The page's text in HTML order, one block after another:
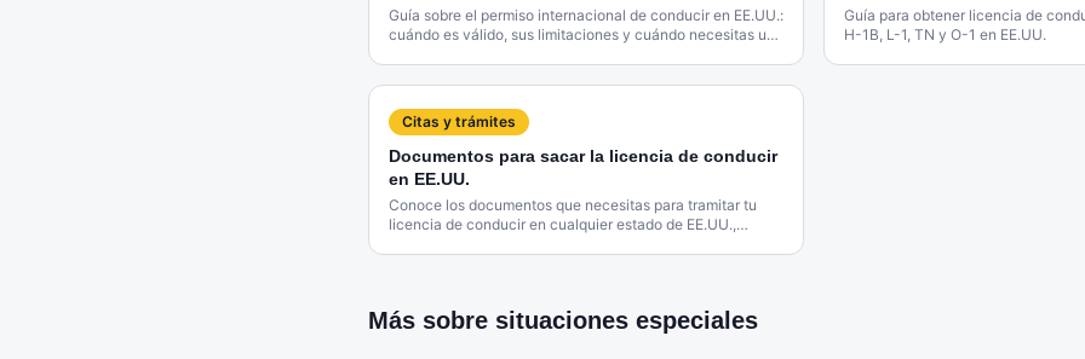
Guía sobre el permiso internacional de conducir en EE.UU.:
cuándo es válido, sus limitaciones y cuándo necesitas una
Guía para obtener licencia de
H-1B, L-1, TN y O-1 en EE.UU.
Citas y trámites
Documentos para sacar la licencia de conducir
en EE.UU.
Conoce los documentos que necesitas para tramitar tu
licencia de conducir en cualquier estado de EE.UU.,
Más sobre situaciones especiales